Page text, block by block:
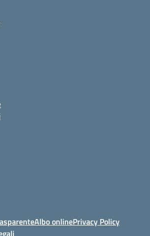
Albo onlinePrivacy Policy